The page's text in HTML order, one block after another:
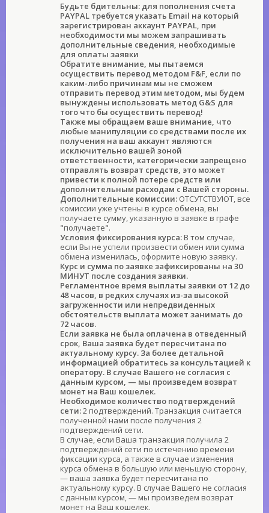
Будьте бдительны: для пополнения счета
PAYPAL требуется указать Email на который
зарегистрирован аккаунт PAYPAL, при
необходимости мы можем запрашивать
дополнительные сведения, необходимые
для оплаты заявки
Обратите внимание, мы пытаемся
осуществить перевод методом F&F, если по
каким-либо причинам мы не сможем
отправить перевод этим методом, мы будем
вынуждены использовать метод G&S для
того что бы осуществить перевод!
Также мы обращаем ваше внимание, что
любые манипуляции со средствами после их
получения на ваш аккаунт являются
исключительно вашей зоной
ответственности, категорически запрещено
отправлять возврат средств, это может
привести к полной потере средств или
дополнительным расходам с Вашей стороны.
Дополнительные комиссии: ОТСУТСТВУЮТ, все
комиссии уже учтены в курсе обмена, вы
получаете сумму, указанную в заявке в графе
"получаете".
Условия фиксирования курса: В том случае,
если Вы не успели произвести обмен или сумма
обмена изменилась, оформите новую заявку.
Курс и сумма по заявке зафиксированы на 30
МИНУТ после создания заявки.
Регламентное время выплаты заявки от 12 до
48 часов, в редких случаях из-за высокой
загруженности или непредвиденных
обстоятельств выплата может занимать до
72 часов.
Если заявка не была оплачена в отведенный
срок, Ваша заявка будет пересчитана по
актуальному курсу. За более детальной
информацией обратитесь за консультацией к
оператору. В случае Вашего не согласия с
данным курсом, — мы произведем возврат
монет на Ваш кошелек.
Необходимое количество подтверждений
сети:2 подтверждений. Транзакция считается
полученной нами после получения 2
подтверждений сети.
В случае, если Ваша транзакция получила 2
подтверждений сети по истечению времени
фиксации курса, а также в случае изменения
курса обмена в большую или меньшую сторону,
— ваша заявка будет пересчитана по
актуальному курсу. В случае Вашего не согласия
с данным курсом, — мы произведем возврат
монет на Ваш кошелек.